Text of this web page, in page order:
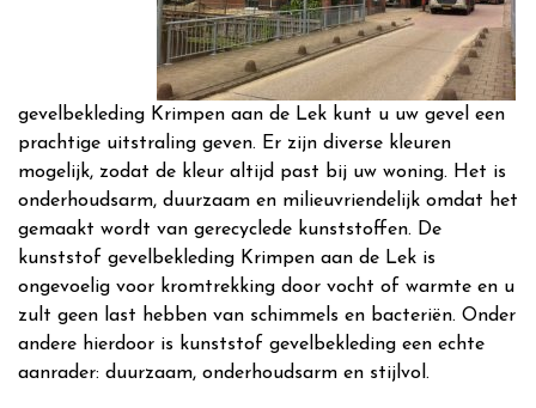
gevelbekleding Krimpen aan de Lek kunt u uw gevel een
prachtige uitstraling geven. Er zijn diverse kleuren
mogelijk, zodat de kleur altijd past bij uw woning. Het is
onderhoudsarm, duurzaam en milieuvriendelijk omdat het
gemaakt wordt van gerecyclede kunststoffen. De
kunststof gevelbekleding Krimpen aan de Lek is
ongevoelig voor kromtrekking door vocht of warmte en u
zult geen last hebben van schimmels en bacteriën. Onder
andere hierdoor is kunststof gevelbekleding een echte
aanrader: duurzaam, onderhoudsarm en stijlvol.